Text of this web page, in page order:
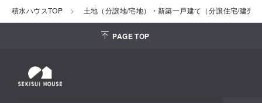
積水ハウスTOP 土地（分譲地/宅地）・新築一戸建て（分譲住宅/建売
PAGE TOP